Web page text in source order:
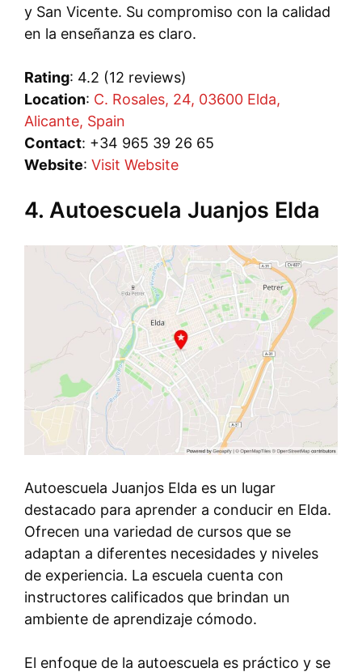
y San Vicente. Su compromiso con la calidad
en la enseñanza es claro.
Rating: 4.2 (12 reviews)
Location: C. Rosales, 24, 03600 Elda,
Alicante, Spain
Contact: +34 965 39 26 65
Website: Visit Website
4. Autoescuela Juanjos Elda
Autoescuela Juanjos Elda es un lugar
destacado para aprender a conducir en Elda.
Ofrecen una variedad de cursos que se
adaptan a diferentes necesidades y niveles
de experiencia. La escuela cuenta con
instructores calificados que brindan un
ambiente de aprendizaje cómodo.
El enfoque de la autoescuela es práctico y se